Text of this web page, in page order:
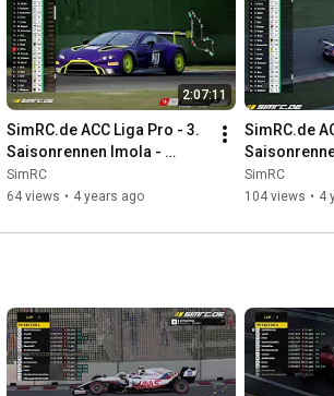
2:07:11
SimRC.de ACC Liga Pro - 3.
Saisonrennen Imola -
12.03.2022, 18:00 Uhr
SimRC
64 views • 4 years ago
SimRC.de
10.04.2022,
SimRC
104 views • 4